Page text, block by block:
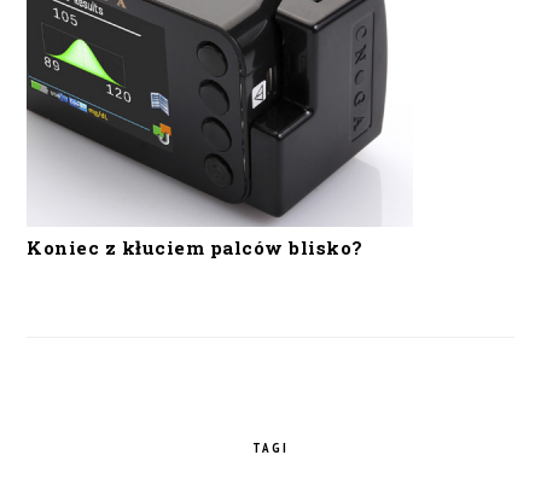
Koniec z kłuciem palców blisko?
TAGI